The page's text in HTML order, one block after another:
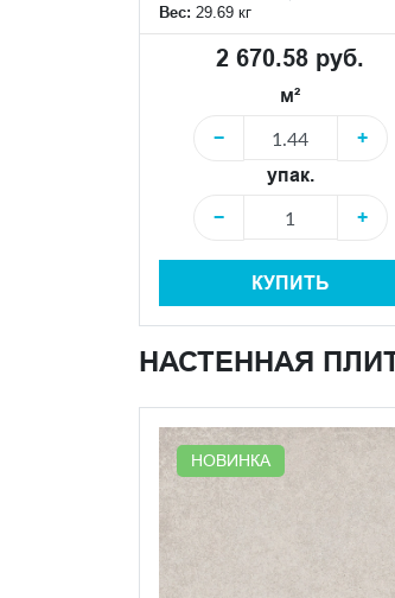
Вес: 29.69 кг
2 670.58 руб.
м²
−
+
упак.
−
+
КУПИТЬ
НАСТЕННАЯ
НОВИНКА